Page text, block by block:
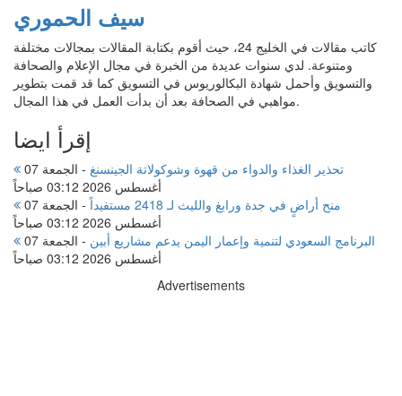
سيف الحموري
كاتب مقالات في الخليج 24، حيث أقوم بكتابة المقالات بمجالات مختلفة
ومتنوعة. لدي سنوات عديدة من الخبرة في مجال الإعلام والصحافة
والتسويق وأحمل شهادة البكالوريوس في التسويق كما قد قمت بتطوير
مواهبي في الصحافة بعد أن بدأت العمل في هذا المجال.
إقرأ ايضا
تحذير الغذاء والدواء من قهوة وشوكولاتة الجينسنغ -
الجمعة 07
أغسطس 2026 03:12 صباحاً
منح أراضٍ في جدة ورابغ والليث لـ 2418 مستفيداً
-
الجمعة 07
أغسطس 2026 03:12 صباحاً
البرنامج السعودي لتنمية وإعمار اليمن يدعم مشاريع أبين -
الجمعة 07
أغسطس 2026 03:12 صباحاً
Advertisements